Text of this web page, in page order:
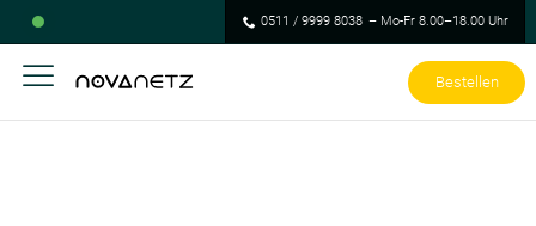
0511 / 9999 8038 – Mo-Fr 8.00–18.00 Uhr
Bestellen